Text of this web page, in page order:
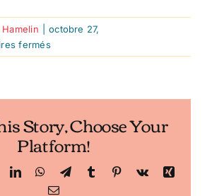
octobre 27,
ferméssur
Les
poulet
frit
:
nos
suggestions
Story, Choose Your
Platform!
LinkedInWhatsApp
TelegramTumblr Pinterest
Vk
Xing
Email